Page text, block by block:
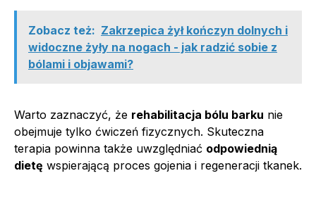
Zobacz też: Zakrzepica żył kończyn dolnych i
widoczne żyły na nogach - jak radzić sobie z
bólami i objawami?
Warto zaznaczyć, że rehabilitacja bólu barku nie
obejmuje tylko ćwiczeń fizycznych. Skuteczna
terapia powinna także uwzględniać odpowiednią
dietę wspierającą proces gojenia i regeneracji tkanek.